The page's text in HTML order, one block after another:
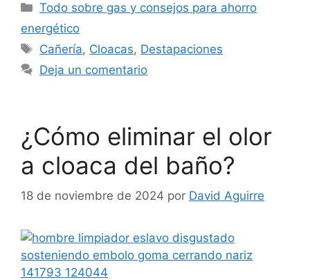
Categorías
Todo sobre gas y consejos para ahorro
energético
Etiquetas
Cañería, Cloacas, Destapaciones
Deja un comentario
¿Cómo eliminar el olor
a cloaca del baño?
18 de noviembre de 2024 por David Aguirre